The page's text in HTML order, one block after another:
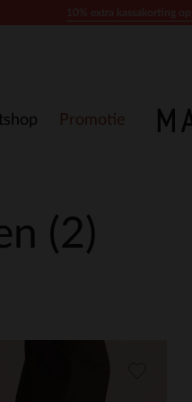
Promotie
(2)